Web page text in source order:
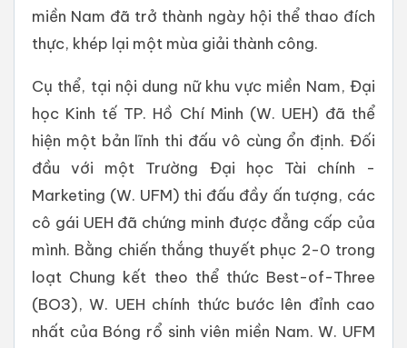
miền Nam đã trở thành ngày hội thể thao đích
thực, khép lại một mùa giải thành công.
Cụ thể, tại nội dung nữ khu vực miền Nam, Đại
học Kinh tế TP. Hồ Chí Minh (W. UEH) đã thể
hiện một bản lĩnh thi đấu vô cùng ổn định. Đối
đầu với một Trường Đại học Tài chính -
Marketing (W. UFM) thi đấu đầy ấn tượng, các
cô gái UEH đã chứng minh được đẳng cấp của
mình. Bằng chiến thắng thuyết phục 2-0 trong
loạt Chung kết theo thể thức Best-of-Three
(BO3), W. UEH chính thức bước lên đỉnh cao
nhất của Bóng rổ sinh viên miền Nam. W. UFM